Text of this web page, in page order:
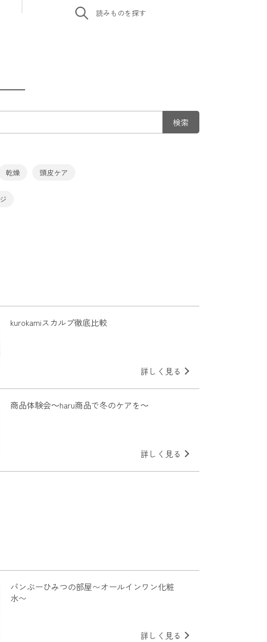
読みものを探す
乾燥 頭皮ケア
kurokamiスカルプ徹底比較
詳しく見る
商品体験会～haru商品で冬のケアを～
詳しく見る
パンぶーひみつの部屋〜オールインワン化粧
水〜
詳しく見る